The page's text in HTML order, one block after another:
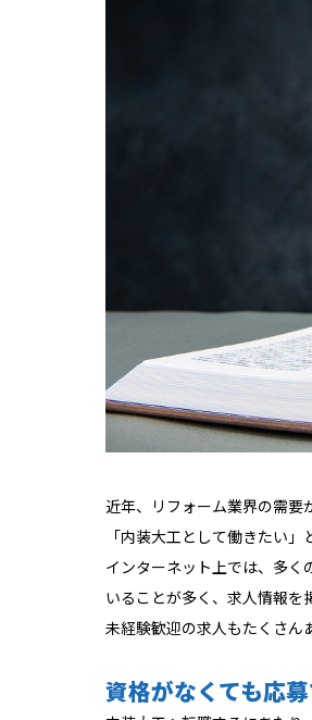
近年、リフォーム業界の需要
「内装大工として働きたい
インターネット上では、多く
いることが多く、求人情報を
未経験歓迎の求人もたくさん
資格がなくても応